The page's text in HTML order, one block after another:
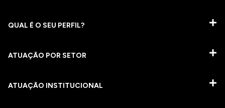
QUAL É O SEU PERFIL?
ATUAÇÃO POR SETOR
ATUAÇÃO INSTITUCIONAL